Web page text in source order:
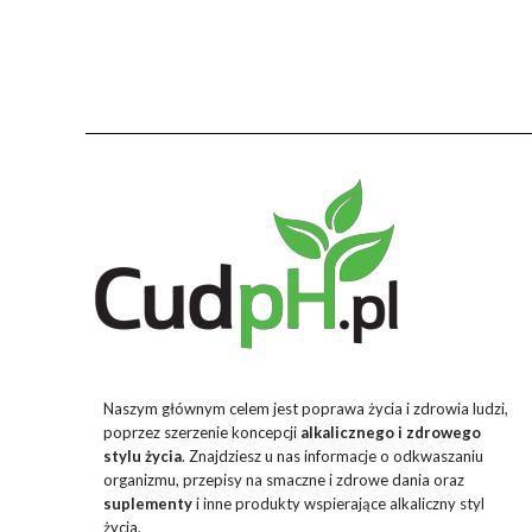
Naszym głównym celem jest poprawa życia i zdrowia ludzi,
poprzez szerzenie koncepcji alkalicznego i zdrowego
stylu życia. Znajdziesz u nas informacje o odkwaszaniu
organizmu, przepisy na smaczne i zdrowe dania oraz
suplementyi inne produkty wspierające alkaliczny styl
życia.